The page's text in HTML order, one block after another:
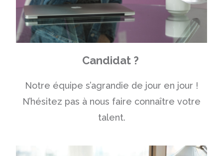
Candidat ?
Notre équipe s’agrandie de jour en jour !
N’hésitez pas à nous faire connaître votre
talent.